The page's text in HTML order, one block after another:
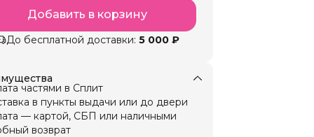
Добавить в корзину
До бесплатной доставки: 5 000 ₽
частями в Сплит
в пункты выдачи или до двери
— картой, СБП или наличными
возврат